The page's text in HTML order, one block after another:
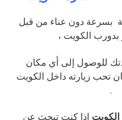
بسرعة دون عناء من قبل
بدورب الكويت ،
للوصول إلى أي مكان
تحب زيارته داخل الكويت
.
إذا كنت تبحث عن